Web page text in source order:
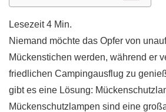
Niemand möchte das Opfer von
Mückenstichen werden, während er
friedlichen Campingausflug zu
gibt es eine Lösung:
Mückenschutzlampen sind eine